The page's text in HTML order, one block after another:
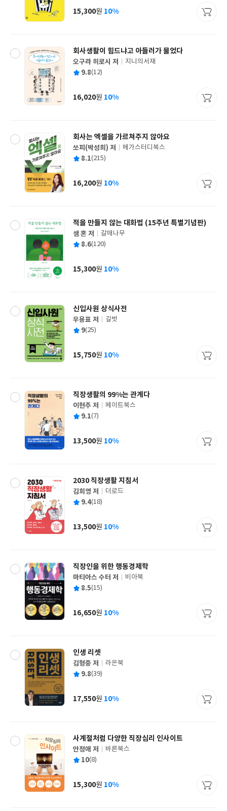
사
가
15,300원 10%
회사생활이 힘드냐고 아들러가 물었다
글
쓴
오구라 히로시 저
출
사
지니의서재
평 9.8(12)
가
16,020원 10%
회사는 엑셀을 가르쳐주지 않아요
글
쓴
쏘피(박성희) 저
출
사
메가스터디북스
평 8.1(215)
가
16,200원 10%
적을 만들지 않는 대화법 (15주년 특별기념판)
글
쓴
샘 혼 저
출
사
갈매나무
평 8.6(120)
가
15,300원 10%
신입사원 상식사전
글
쓴
우용표 저
출
사
길벗
평 9(25)
가
15,750원 10%
직장생활의 99%는 관계다
글
쓴
이현주 저
출
사
메이트북스
평 9.1(7)
가
13,500원 10%
2030 직장생활 지침서
글
쓴
김희영 저
출
사
더로드
평 9.4(18)
가
13,500원 10%
직장인을 위한 행동경제학
글
쓴
마티아스 수터 저
출
사
비아북
평 8.5(15)
가
16,650원 10%
인생 리셋
글
쓴
김형중 저
출
사
라온북
평 9.8(39)
가
17,550원 10%
사계절처럼 다양한 직장심리 인사이트
글
쓴
안정애 저
출
사
바른북스
평 10(8)
가
15,300원 10%